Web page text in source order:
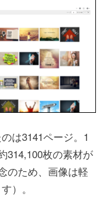
は3141ページ。1
314,100枚の素材が
のため、画像は軽
）。